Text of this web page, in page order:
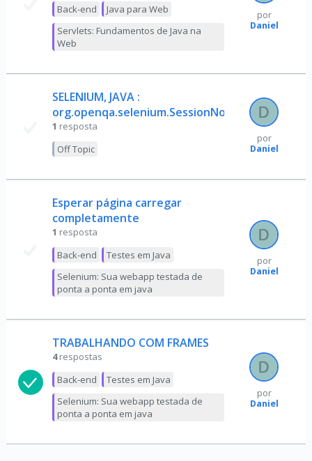
Back-end
Java para Web
Servlets: Fundamentos de Java na
Web
por
Daniel
SELENIUM, JAVA :
1 resposta
Off Topic
por
Daniel
Esperar página carregar
completamente
1 resposta
Back-end
Testes em Java
Selenium: Sua webapp testada de
ponta a ponta em java
por
Daniel
TRABALHANDO COM FRAMES
4 respostas
Back-end
Testes em Java
Selenium: Sua webapp testada de
ponta a ponta em java
por
Daniel